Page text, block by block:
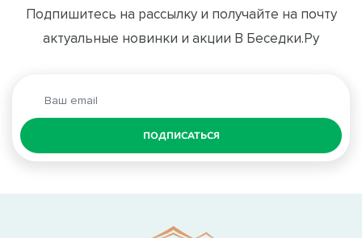
Подпишитесь на рассылку и получайте на почту
актуальные новинки и акции В Беседки.Ру
ПОДПИСАТЬСЯ